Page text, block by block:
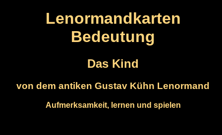
Lenormandkarten
Bedeutung
Das Kind
von dem antiken Gustav Kühn Lenormand
Aufmerksamkeit, lernen und spielen